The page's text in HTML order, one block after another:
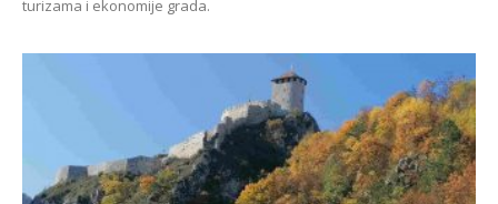
turizama i ekonomije grada.